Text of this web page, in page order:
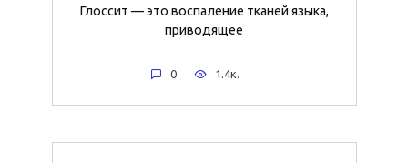
Глоссит — это воспаление тканей языка,
приводящее
0 1.4к.